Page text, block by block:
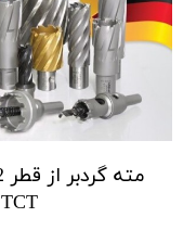
TCT برند گرولن آلمان